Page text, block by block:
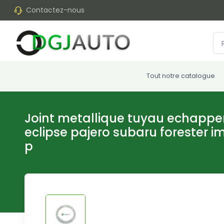
Contactez-nous
Tout notre catalogue
Joint metallique tuyau
eclipse pajero subaru forester
p